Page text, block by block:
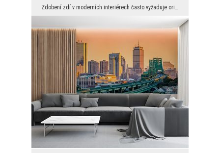
Zdobení zdí v moderních interiérech často vyžaduje originální a odvážné myšlení. Například se pod...